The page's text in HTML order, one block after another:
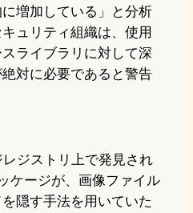
増加している」と分析
ュリティ組織は、使用
ライブラリに対して深
対に必要であると警告
ジストリ上で発見され
ケージが、画像ファイル
隠す手法を用いていた